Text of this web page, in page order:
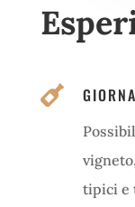

tipici e